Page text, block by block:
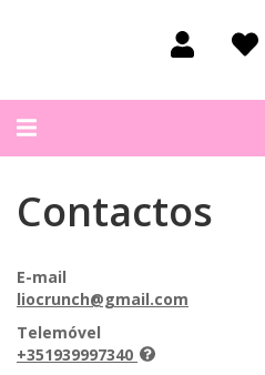
Alternar
Contactos
E-mail
liocrunch@gmail.com
Telemóvel
+351939997340